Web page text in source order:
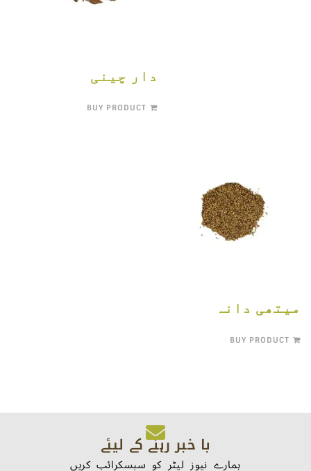
دار چینی
BUY PRODUCT
میتھی دانہ
BUY PRODUCT
با خبر رہنے کے لیئے
ہمارے نیوز لیٹر کو سبسکرائب کریں